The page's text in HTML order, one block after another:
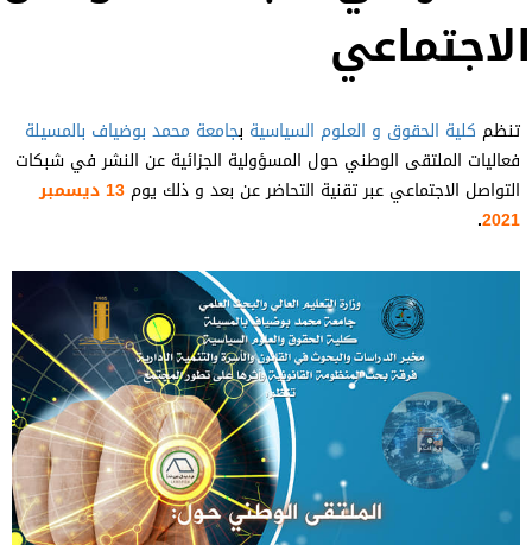
تنظمكلية الحقوق و العلوم السياسيةب جامعة محمد بوضياف بالمسيلة
فعاليات الملتقى الوطني حول المسؤولية الجزائية عن النشر في شبكات
التواصل الاجتماعي عبر تقنية التحاضر عن بعد و ذلك يوم 13 ديسمبر
2021
.